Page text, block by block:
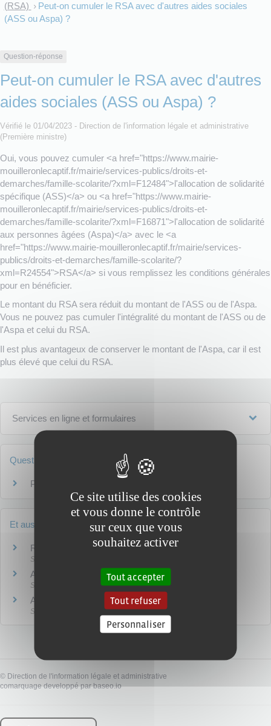
(RSA) > Peut-on cumuler le RSA avec d'autres aides sociales
(ASS ou Aspa) ?
Question-réponse
Peut-on cumuler le RSA avec d'autres
aides sociales (ASS ou Aspa) ?
Vérifié le 01/04/2023 - Direction de l'information légale et administrative
(Première ministre)
Oui, vous pouvez cumuler <a href="https://www.mairie-
mouilleronlecaptif.fr/mairie/services-publics/droits-et-
demarches/famille-scolarite/?xml=F12484">l'allocation de solidarité
spécifique (ASS)</a> ou <a href="https://www.mairie-
mouilleronlecaptif.fr/mairie/services-publics/droits-et-
demarches/famille-scolarite/?xml=F16871">l'allocation de solidarité
aux personnes âgées (Aspa)</a> avec le <a
href="https://www.mairie-mouilleronlecaptif.fr/mairie/services-
publics/droits-et-demarches/famille-scolarite/?
xml=R24554">RSA</a> si vous remplissez les conditions générales
pour en bénéficier.
Le montant du RSA sera réduit du montant de l'ASS ou de l'Aspa.
Vous ne pouvez pas cumuler l'intégralité du montant de l'ASS ou de
l'Aspa et celui du RSA.
Il est plus avantageux de conserver le montant de l'Aspa, car il est
plus élevé que celui du RSA.
Services en ligne et formulaires
Questions ? Réponses !
Peut-on encore bénéficier du minimum vieillesse ?
Et aussi
Revenu de solidarité active (RSA)
Social - Santé
Allocation de solidarité spécifique (ASS)
Social - Santé
Allocation de solidarité aux personnes âgées (Aspa)
Social - Santé
© Direction de l'information légale et administrative
comarquage developpé parbaseo.io
Ce site utilise des cookies
et vous donne le contrôle
sur ceux que vous
souhaitez activer
Tout accepter
Tout refuser
Personnaliser